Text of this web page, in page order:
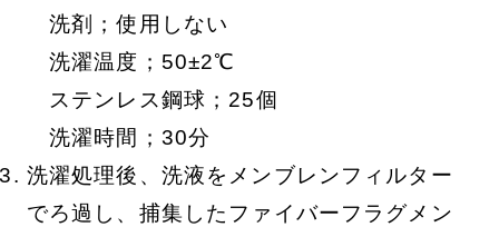
洗剤；使用しない
洗濯温度；50±2℃
ステンレス鋼球；25個
洗濯時間；30分
洗濯処理後、洗液をメンブレンフィルター
でろ過し、捕集したファイバーフラグメン